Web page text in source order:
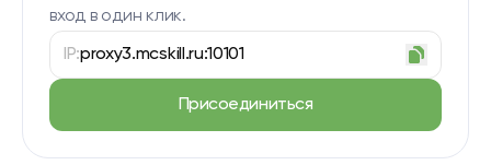
вход в один клик.
IP:proxy3.mcskill.ru:10101
Присоединиться